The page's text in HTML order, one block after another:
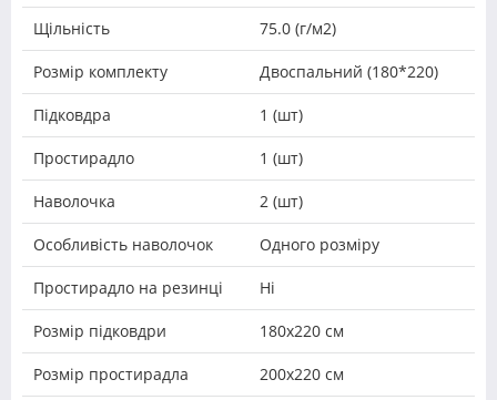
Щільність 75.0 (г/м2)
Розмір комплекту Двоспальний (180*220)
Підковдра 1 (шт)
Простирадло 1 (шт)
Наволочка 2 (шт)
Особливість наволочок Одного розміру
Простирадло на резинці Ні
Розмір підковдри 180х220 см
Розмір простирадла 200х220 см